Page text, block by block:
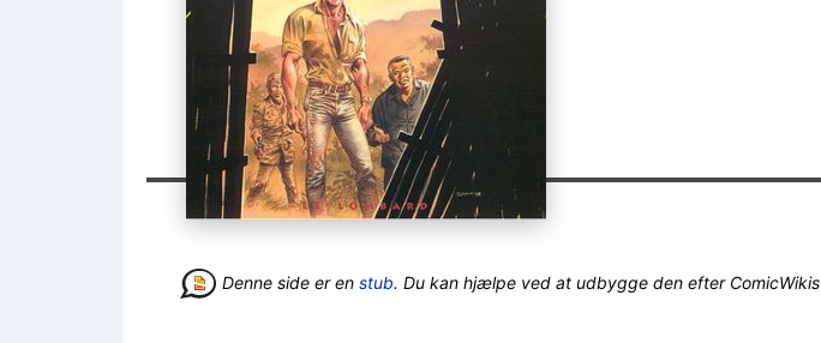
Denne side er en stub. Du kan hjælpe ved at udbygge den efter ComicWikis